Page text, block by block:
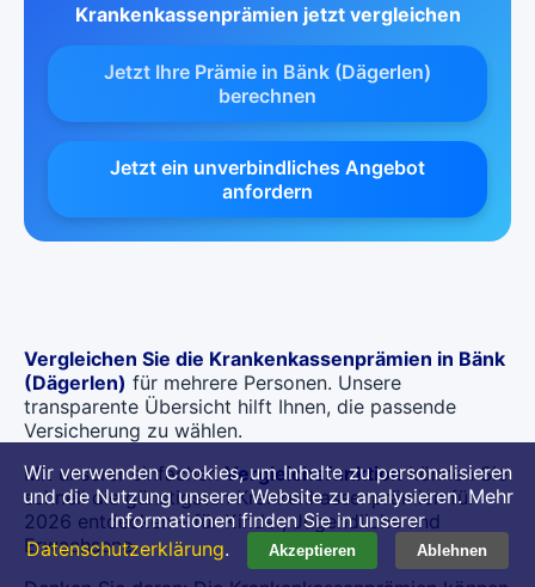
Krankenkassenprämien jetzt vergleichen
Jetzt Ihre Prämie in Bänk (Dägerlen)
berechnen
Jetzt ein unverbindliches Angebot
anfordern
Vergleichen Sie die Krankenkassenprämien in Bänk
(Dägerlen) für mehrere Personen. Unsere
transparente Übersicht hilft Ihnen, die passende
Versicherung zu wählen.
Mit unserer einfachenVergleichsfunktionkönnen Sie
schnell die günstigsten Krankenkassenprämien für
2026 entdecken – für Kinder, Jugendliche und
Erwachsene.
Wir verwenden Cookies, um Inhalte zu personalisieren
und die Nutzung unserer Website zu analysieren. Mehr
Informationen finden Sie in unserer
Datenschutzerklärung. Akzeptieren Ablehnen